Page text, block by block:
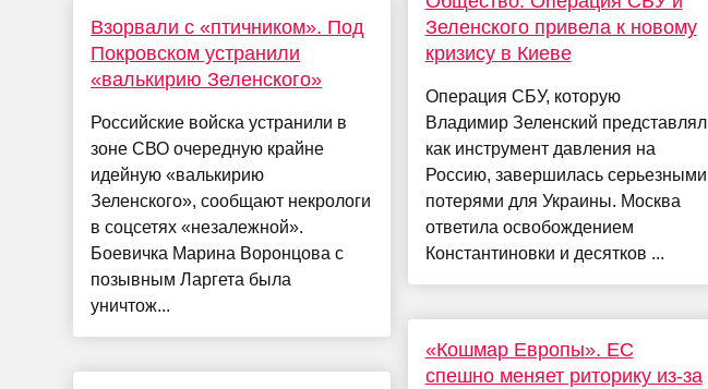
Взорвали с «птичником». Под
Покровском устранили
«валькирию Зеленского»
Российские войска устранили в
зоне СВО очередную крайне
идейную «валькирию
Зеленского», сообщают некрологи
в соцсетях «незалежной».
Боевичка Марина Воронцова с
позывным Ларгета была
уничтож...
Зеленского привела к новому
кризису в Киеве
Операция СБУ, которую
Владимир Зеленский представлял
как инструмент давления на
Россию, завершилась серьезными
потерями для Украины. Москва
ответила освобождением
Константиновки и десятков ...
«Кошмар Европы». ЕС
спешно меняет риторику из-за